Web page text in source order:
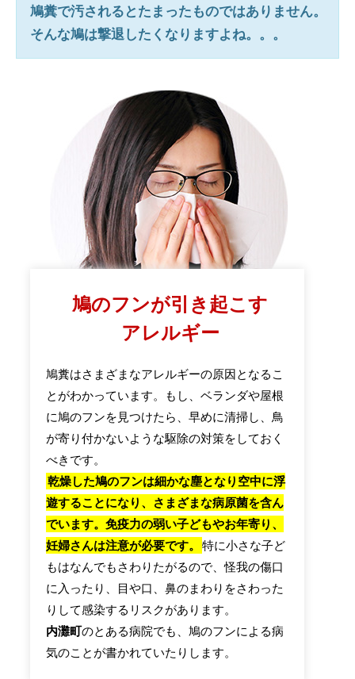
鳩糞で汚されるとたまったものではありません。
そんな鳩は撃退したくなりますよね。。。
鳩のフンが引き起こす
アレルギー
鳩糞はさまざまなアレルギーの原因となるこ
とがわかっています。もし、ベランダや屋根
に鳩のフンを見つけたら、早めに清掃し、鳥
が寄り付かないような駆除の対策をしておく
べきです。
乾燥した鳩のフンは細かな塵となり空中に浮
遊することになり、さまざまな病原菌を含ん
でいます。免疫力の弱い子どもやお年寄り、
妊婦さんは注意が必要です。
特に小さな子ど
もはなんでもさわりたがるので、怪我の傷口
に入ったり、目や口、鼻のまわりをさわった
りして感染するリスクがあります。
内灘町のとある病院でも、鳩のフンによる病
気のことが書かれていたりします。